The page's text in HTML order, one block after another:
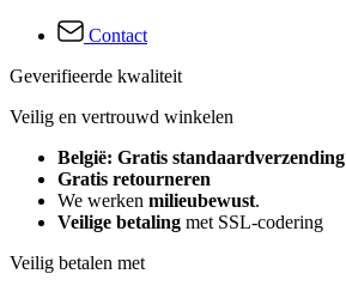
Contact
Geverifieerde kwaliteit
Veilig en vertrouwd winkelen
België: Gratis standaardverzending
Gratis retourneren
We werken milieubewust.
Veilige betaling met SSL-codering
Veilig betalen met